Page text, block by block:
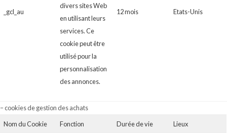
_gcl_au
divers sites Web
en utilisant leurs
services. Ce
cookie peut être
utilisé pour la
personnalisation
des annonces.
12 mois Etats-Unis
– cookies de gestion des achats
Nom du Cookie
Fonction Durée de vie Lieux